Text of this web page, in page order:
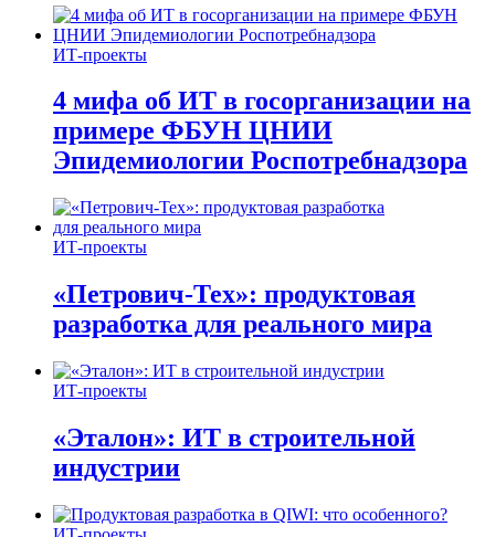
ИТ-проекты
4 мифа об ИТ в госорганизации на
примере ФБУН ЦНИИ
Эпидемиологии Роспотребнадзора
ИТ-проекты
«Петрович-Тех»: продуктовая
разработка для реального мира
ИТ-проекты
«Эталон»: ИТ в строительной
индустрии